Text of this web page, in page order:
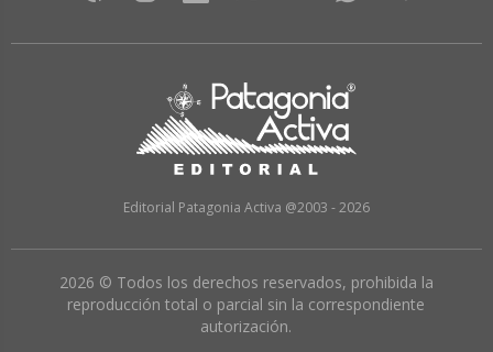
Editorial Patagonia Activa @2003 - 2026
2026 © Todos los derechos reservados, prohibida la
reproducción total o parcial sin la correspondiente
autorización.